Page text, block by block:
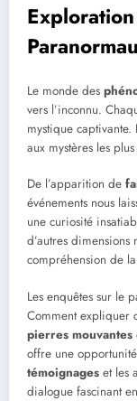
Le monde des
vers l’inconnu.
mystique captivante.
aux mystères les
De l’apparition de
événements nous
une curiosité
d’autres dimensions
compréhension de
Les enquêtes sur le
Comment expliquer
pierres mouvantes
offre une
témoignages et les
dialogue fascinant